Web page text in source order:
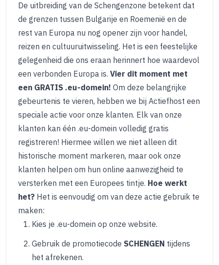
De uitbreiding van de Schengenzone betekent dat
de grenzen tussen Bulgarije en Roemenië en de
rest van Europa nu nog opener zijn voor handel,
reizen en cultuuruitwisseling. Het is een feestelijke
gelegenheid die ons eraan herinnert hoe waardevol
een verbonden Europa is. Vier dit moment met
een GRATIS .eu-domein! Om deze belangrijke
gebeurtenis te vieren, hebben we bij Actiefhost een
speciale actie voor onze klanten. Elk van onze
klanten kan één .eu-domein volledig gratis
registreren! Hiermee willen we niet alleen dit
historische moment markeren, maar ook onze
klanten helpen om hun online aanwezigheid te
versterken met een Europees tintje. Hoe werkt
het? Het is eenvoudig om van deze actie gebruik te
maken:
Kies je .eu-domein op onze website.
Gebruik de promotiecode SCHENGEN tijdens
het afrekenen.